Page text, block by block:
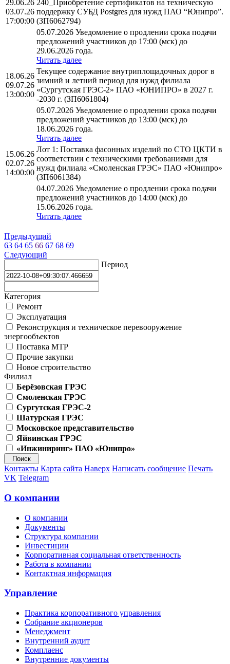
29.06.26
03.07.26
17:00:00
240_Приобретение сертификатов на техническую
поддержку СУБД Postgres для нужд ПАО “Юнипро”.
(ЗП6062794)
05.07.2026 Уведомление о продлении срока подачи
предложений участников до 17:00 (мск) до
29.06.2026 года.
Читать далее
18.06.26
09.07.26
13:00:00
Текущее содержание внутриплощадочных дорог в
зимний и летний период для нужд филиала
«Сургутская ГРЭС-2» ПАО «ЮНИПРО» в 2027 г.
-2030 г. (ЗП6061804)
05.07.2026 Уведомление о продлении срока подачи
предложений участников до 13:00 (мск) до
18.06.2026 года.
Читать далее
15.06.26
02.07.26
14:00:00
Лот 1: Поставка фасонных изделий по СТО ЦКТИ в
соответствии с техническими требованиями для
нужд филиала «Смоленская ГРЭС» ПАО «Юнипро»
(ЗП6061384)
04.07.2026 Уведомление о продлении срока подачи
предложений участников до 14:00 (мск) до
15.06.2026 года.
Читать далее
Предыдущий
63 64 65 66 67 68 69
Следующий
Период
Категория
Ремонт
Эксплуатация
Реконструкция и техническое перевооружение
энергообъектов
Поставка МТР
Прочие закупки
Новое строительство
Филиал
Берёзовская ГРЭС
Смоленская ГРЭС
Сургутская ГРЭС-2
Шатурская ГРЭС
Московское представительство
Яйвинская ГРЭС
«Инжиниринг» ПАО «Юнипро»
Контакты Карта сайта Наверх Написать сообщение Печать
VK Telegram
О компании
О компании
Документы
Структура компании
Инвестиции
Корпоративная социальная ответственность
Работа в компании
Контактная информация
Управление
Практика корпоративного управления
Собрание акционеров
Менеджмент
Внутренний аудит
Комплаенс
Внутренние документы